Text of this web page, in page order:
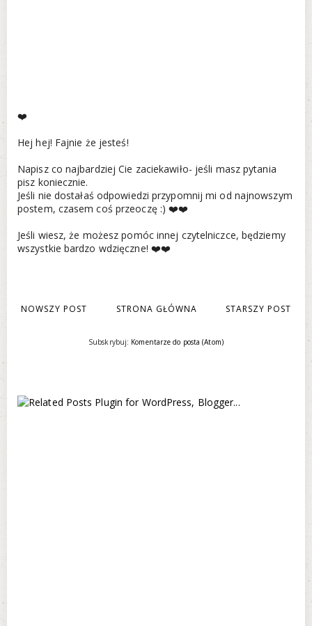
❤️
Hej hej! Fajnie że jesteś!
Napisz co najbardziej Cie zaciekawiło- jeśli masz pytania
pisz koniecznie.
Jeśli nie dostałaś odpowiedzi przypomnij mi od najnowszym
postem, czasem coś przeoczę :) ❤️❤️
Jeśli wiesz, że możesz pomóc innej czytelniczce, będziemy
wszystkie bardzo wdzięczne! ❤️❤️
NOWSZY POST STARSZY POST
STRONA GŁÓWNA
Subskrybuj: Komentarze do posta (Atom)